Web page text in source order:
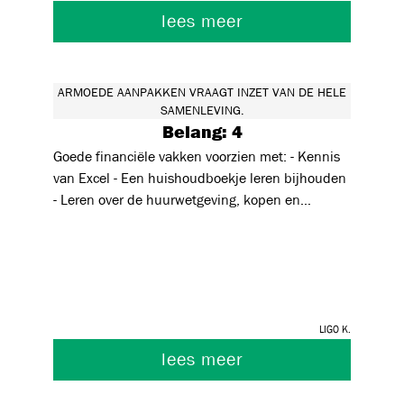
lees meer
ARMOEDE AANPAKKEN VRAAGT INZET VAN DE HELE
SAMENLEVING.
Belang: 4
Goede financiële vakken voorzien met: - Kennis
van Excel - Een huishoudboekje leren bijhouden
- Leren over de huurwetgeving, kopen en
Ligo K.
lees meer